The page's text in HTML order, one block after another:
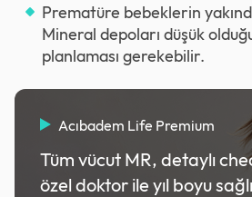
Prematüre bebeklerin
Mineral depoları düşük
planlaması gerekebilir.
Acıbadem Life Premium
Tüm vücut MR, detaylı
özel doktor ile yıl boyu